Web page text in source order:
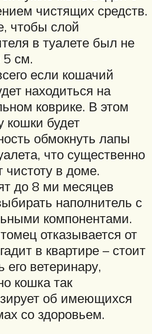
чистящих средств.
чтобы слой
в туалете был не
см.
если кошачий
находиться на
коврике. В этом
кошки будет
обмокнуть лапы
что существенно
чистоту в доме.
до 8 ми месяцев
наполнитель с
компонентами.
отказывается от
в квартире – стоит
его ветеринару,
кошка так
об имеющихся
со здоровьем.